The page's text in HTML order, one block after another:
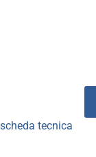
scheda tecnica